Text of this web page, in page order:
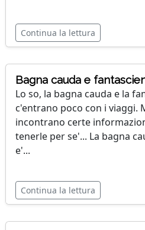
Continua la lettura
Bagna cauda e
Lo so, la bagna cauda e la
c'entrano poco con i viaggi.
incontrano certe
tenerle per se'... La bagna
e'...
Continua la lettura